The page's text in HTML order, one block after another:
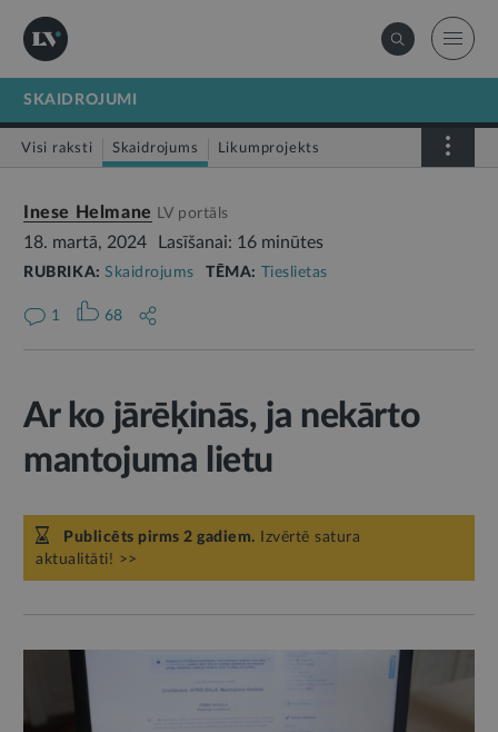
SKAIDROJUMI
Visi raksti Skaidrojums Likumprojekts
Inese Helmane LV portāls
18. martā, 2024 Lasīšanai: 16 minūtes
RUBRIKA:Skaidrojums TĒMA: Tieslietas
1 68
Ar ko jārēķinās, ja nekārto
mantojuma lietu
Publicēts pirms 2 gadiem. Izvērtē satura
aktualitāti! >>